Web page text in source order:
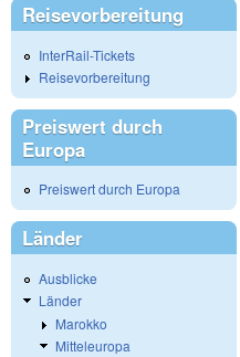
Reisevorbereitung
InterRail-Tickets
Reisevorbereitung
Preiswert durch
Europa
Preiswert durch Europa
Länder
Ausblicke
Länder
Marokko
Mitteleuropa